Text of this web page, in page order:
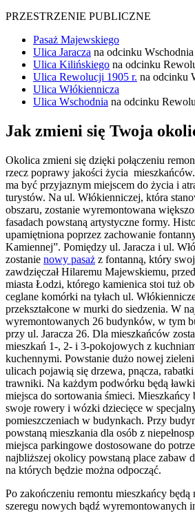
PRZESTRZENIE PUBLICZNE
Pasaż Majewskiego
Ulica Jaracza na odcinku
Ulica Kilińskiego na odcinku
Ulica Rewolucji 1905 r. na odcinku
Ulica Włókiennicza
Ulica Wschodnia na odcinku
Jak zmieni się Twoja
Okolica zmieni się dzięki połączeniu
rzecz poprawy jakości życia
ma być przyjaznym miejscem do życia i
turystów. Na ul. Włókienniczej, która
obszaru, zostanie wyremontowana
fasadach powstaną artystyczne formy.
upamiętniona poprzez zachowanie
Kamiennej”. Pomiędzy ul. Jaracza i ul.
zostanie nowy pasaż z fontanną, który
zawdzięczał Hilaremu Majewskiemu,
miasta Łodzi, którego kamienica stoi tuż
ceglane komórki na tyłach ul.
przekształcone w murki do siedzenia. W
wyremontowanych 26 budynków, w tym
przy ul. Jaracza 26. Dla mieszkańców
mieszkań 1-, 2- i 3-pokojowych z
kuchennymi. Powstanie dużo nowej
ulicach pojawią się drzewa, pnącza,
trawniki. Na każdym podwórku będą
miejsca do sortowania śmieci. Mieszkańcy
swoje rowery i wózki dziecięce w
pomieszczeniach w budynkach. Przy
powstaną mieszkania dla osób z
miejsca parkingowe dostosowane do
najbliższej okolicy powstaną place zabaw
na których będzie można odpocząć.
Po zakończeniu remontu mieszkańcy
szeregu nowych bądź wyremontowanych